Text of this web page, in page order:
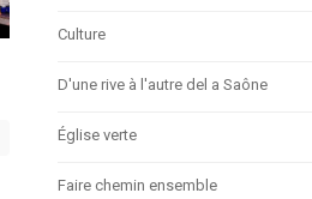
Culture
D'une rive à l'autre del a Saône
Église verte
Faire chemin ensemble